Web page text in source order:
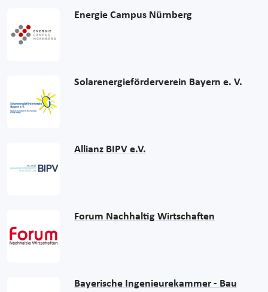
Energie Campus Nürnberg
Solarenergieförderverein Bayern e. V.
Allianz BIPV e.V.
Forum Nachhaltig Wirtschaften
Bayerische Ingenieurekammer - Bau